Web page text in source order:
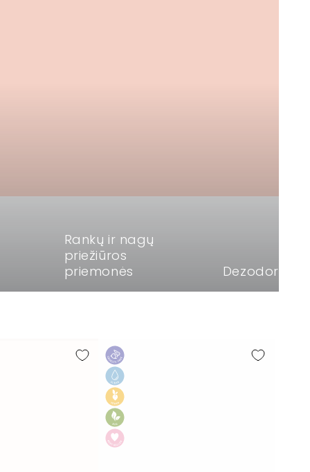
Rankų ir nagų
priežiūros
priemonės
SALT
STONE
dezodorantas
"Bergamot
&